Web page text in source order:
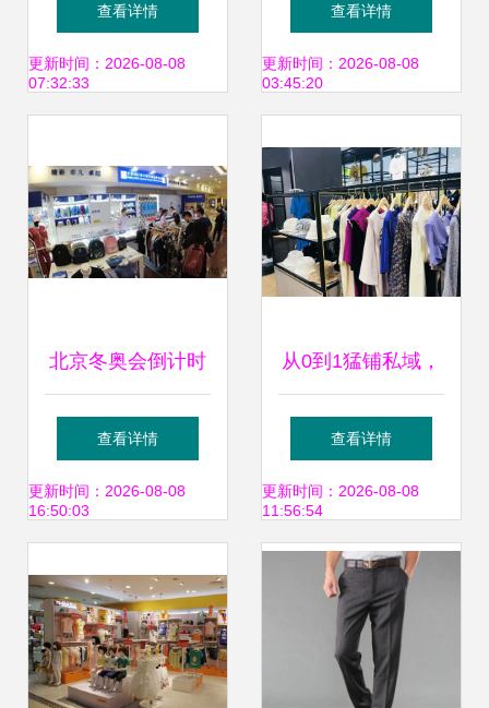
小混混，创造逆袭
字
查看详情
更新时间：2026-08-08
07:32:33
装零售新体验
查看详情
更新时间：2026-08-08
03:45:20
北京冬奥会倒计时
一分半主题特许商
品亮相王府井工美
查看详情
更新时间：2026-08-08
16:50:03
从0到1猛铺私域，
女装大佬圈粉百万
背后藏着4个高招
查看详情
更新时间：2026-08-08
11:56:54